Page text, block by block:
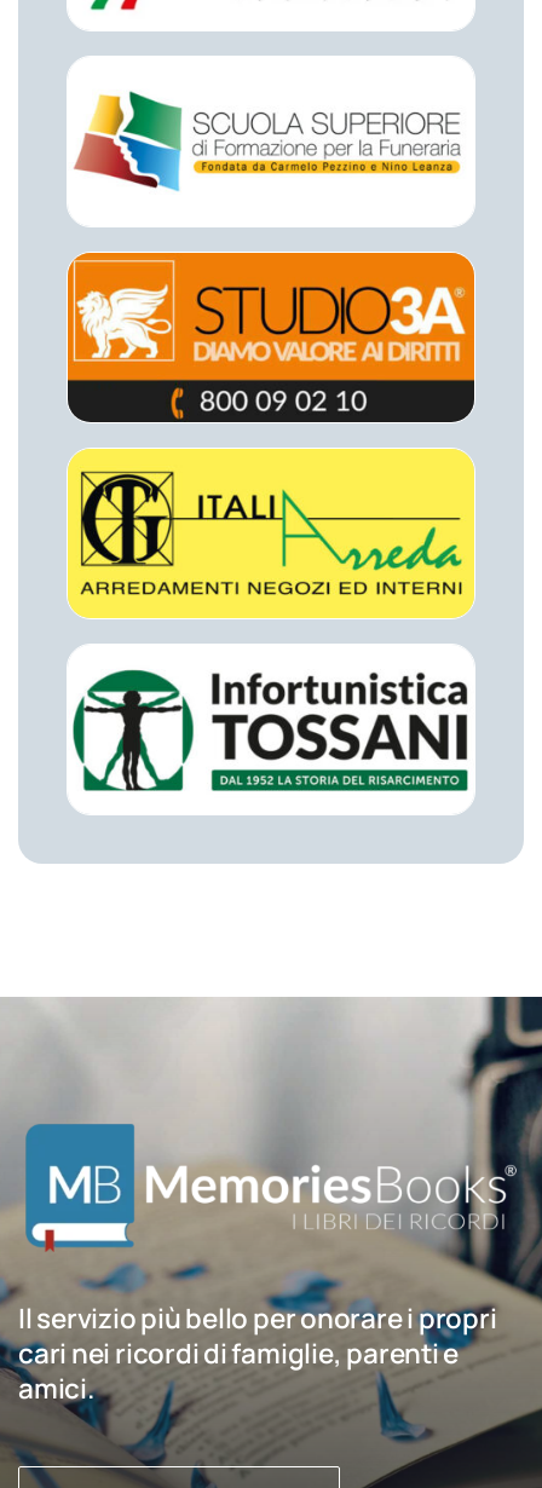
Il servizio più bello per onorare i propri
cari nei ricordi di famiglie, parenti e
amici.